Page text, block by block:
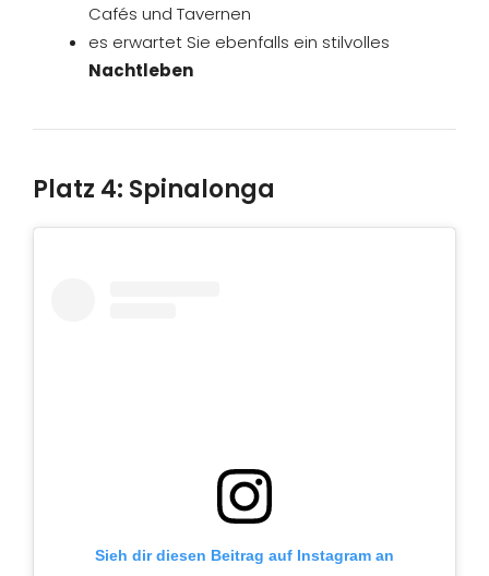
Cafés und Tavernen
es erwartet Sie ebenfalls ein stilvolles
Nachtleben
Platz 4: Spinalonga
Sieh dir diesen Beitrag auf Instagram an